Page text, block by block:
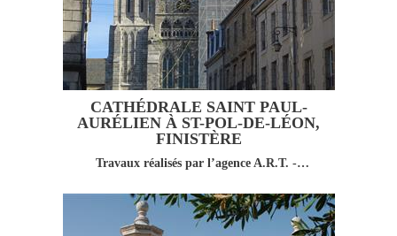
CATHÉDRALE SAINT PAUL-
AURÉLIEN À ST-POL-DE-LÉON,
FINISTÈRE
Travaux réalisés par l’agence A.R.T. -…